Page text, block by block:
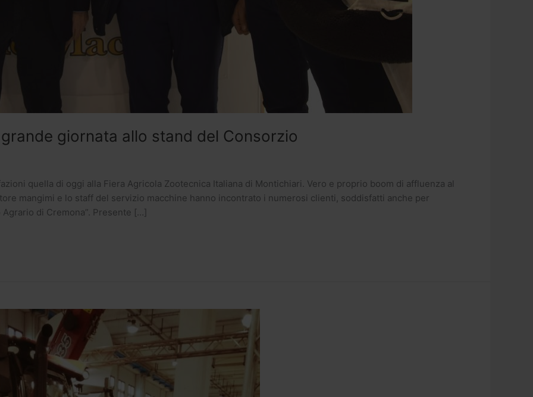
giornata allo stand del Consorzio
quella di oggi alla Fiera Agricola Zootecnica Italiana di Montichiari. Vero e proprio boom di affluenza al
mangimi e lo staff del servizio macchine hanno incontrato i numerosi clienti, soddisfatti anche per
di Cremona”. Presente […]